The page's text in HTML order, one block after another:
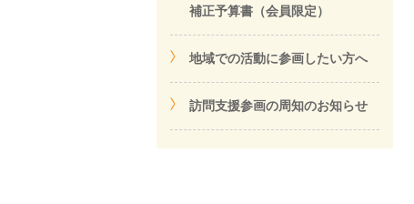
補正予算書（会員限定）
地域での活動に参画したい方へ
訪問支援参画の周知のお知らせ